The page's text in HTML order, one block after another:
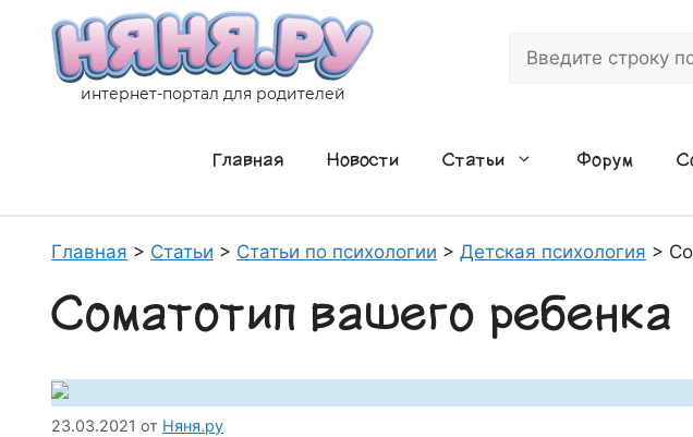
содержимому
интернет-портал для родителей
Главная Новости Статьи Форум
Главная > Статьи > Статьи по психологии > Детская психология >
Соматотип вашего ребенка
23.03.2021 от Няня.ру